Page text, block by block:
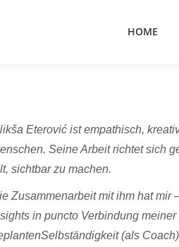
HOME
ša Eterović ist empathisch,
Seine Arbeit richtet sich
sichtbar zu machen.
Zusammenarbeit mit ihm hat mir
in puncto Verbindung
(als